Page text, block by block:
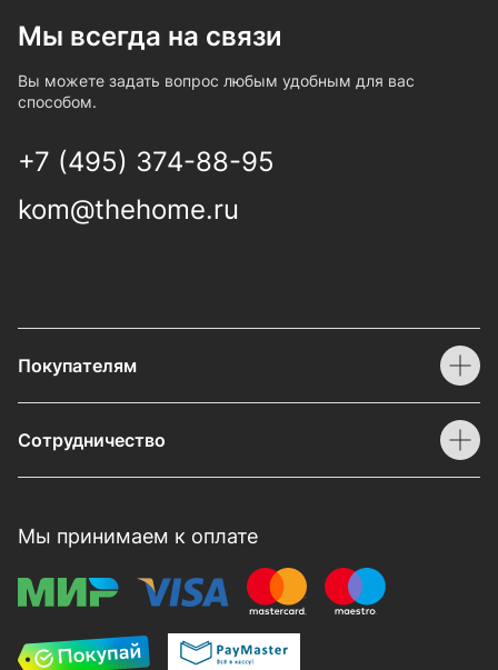
Мы всегда на связи
Вы можете задать вопрос любым удобным для вас
способом.
+7 (495) 374-88-95
kom@thehome.ru
Покупателям
Сотрудничество
Мы принимаем к оплате